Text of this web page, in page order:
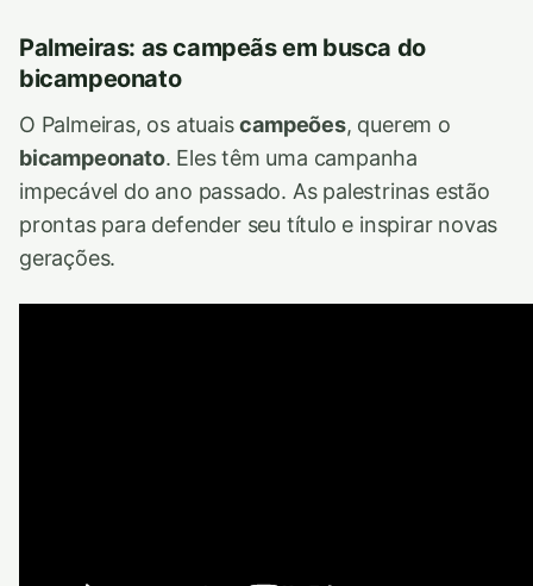
Palmeiras: as campeãs em busca do
bicampeonato
O Palmeiras, os atuaiscampeões, querem o
bicampeonato. Eles têm uma campanha
impecável do ano passado. As palestrinas estão
prontas para defender seu título e inspirar novas
gerações.